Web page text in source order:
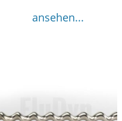
ansehen...